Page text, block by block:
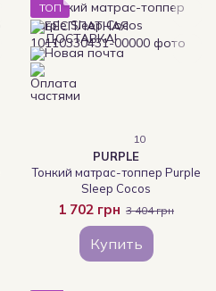
ТОП
10
PURPLE
Тонкий матрас-топпер Purple
Sleep Cocos
1 702 грн 3 404 грн
Купить